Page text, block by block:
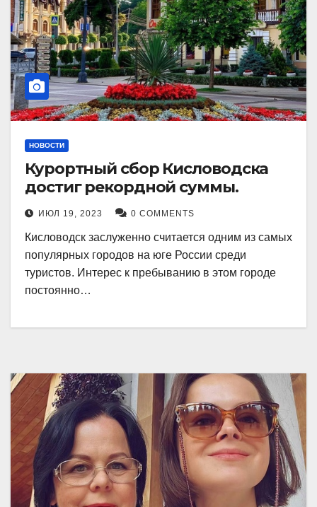
НОВОСТИ
Курортный сбор Кисловодска
достиг рекордной суммы.
ИЮЛ 19, 2023 0 COMMENTS
Кисловодск заслуженно считается одним из самых
популярных городов на юге России среди
туристов. Интерес к пребыванию в этом городе
постоянно…